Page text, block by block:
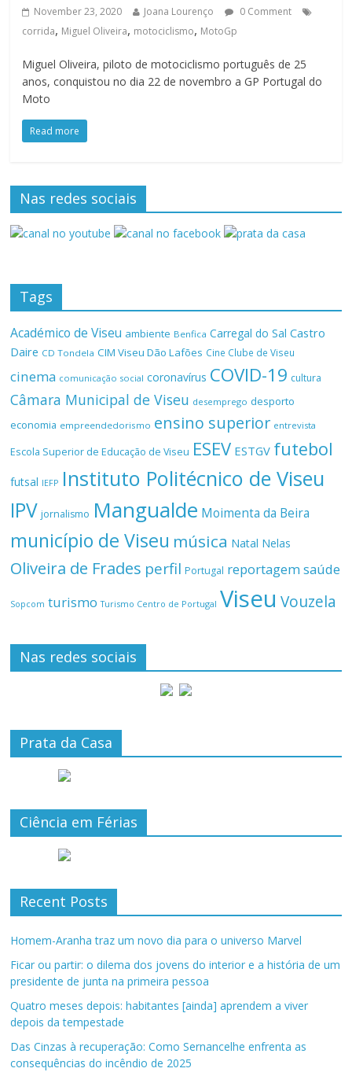
November 23, 2020 Joana Lourenço
0 Comment
corrida, Miguel Oliveira, motociclismo, MotoGp
Miguel Oliveira, piloto de motociclismo português de 25
anos, conquistou no dia 22 de novembro a GP Portugal do
Moto
Read more
Nas redes sociais
Tags
Académico de Viseu ambiente Benfica Carregal do Sal Castro
Daire CD Tondela CIM Viseu Dão Lafões Cine Clube de Viseu
cinema comunicação social coronavírus COVID-19 cultura
Câmara Municipal de Viseu desemprego desporto
economia empreendedorismo ensino superior entrevista
Escola Superior de Educação de Viseu ESEV ESTGV futebol
futsal IEFP Instituto Politécnico de Viseu
IPV jornalismo Mangualde Moimenta da Beira
município de Viseu música Natal Nelas
Oliveira de Frades perfil Portugal reportagemsaúde
Sopcom turismo Turismo Centro de Portugal Viseu Vouzela
Nas redes sociais
Prata da Casa
Ciência em Férias
Recent Posts
Homem-Aranha traz um novo dia para o universo Marvel
Ficar ou partir: o dilema dos jovens do interior e a história de um
presidente de junta na primeira pessoa
Quatro meses depois: habitantes [ainda] aprendem a viver
depois da tempestade
Das Cinzas à recuperação: Como Sernancelhe enfrenta as
consequências do incêndio de 2025